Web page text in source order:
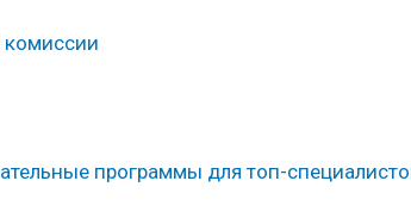
комиссии
программы для топ-